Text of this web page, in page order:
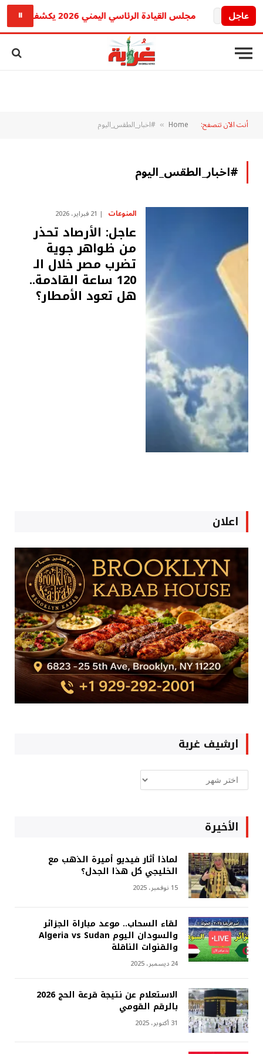
عاجل مجلس القيادة الرئاسي اليمني 2026 يكشف رؤيته لحماية البحر الأحمر وباب المندب ويشيد بالتحالف البحري بقيادة السعودية.. إليك التفاصيل ⏸
أنت الآن تتصفح: Home
» #اخبار_الطقس_اليوم
#اخبار_الطقس_اليوم
المنوعات 21 فبراير، 2026
عاجل: الأرصاد تحذر
من ظواهر جوية
تضرب مصر خلال الـ
120 ساعة القادمة..
هل تعود الأمطار؟
اعلان
ارشيف غربة
ارشيف
غربة
الأخيرة
لماذا أثار فيديو أميرة الذهب مع
الخليجي كل هذا الجدل؟
15 نوفمبر، 2025
لقاء السحاب.. موعد مباراة الجزائر
والسودان اليوم Algeria vs Sudan
والقنوات الناقلة
24 ديسمبر، 2025
الاستعلام عن نتيجة قرعة الحج 2026
بالرقم القومي
31 أكتوبر، 2025